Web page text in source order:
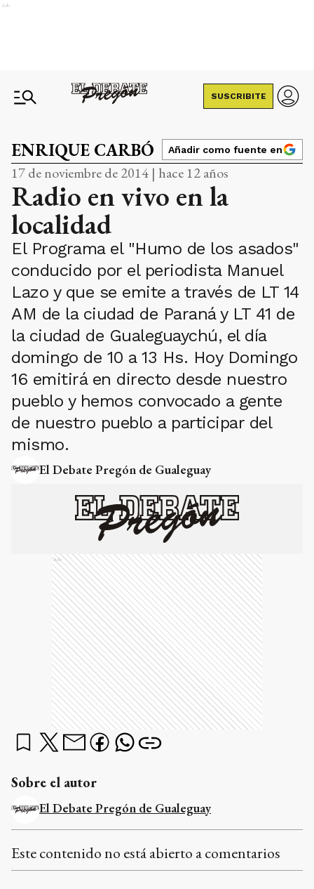
Ads
SUSCRIBITE
ENRIQUE CARBÓ Añadir como fuente en
17 de noviembre de 2014 | hace 12 años
Radio en vivo en la
localidad
El Programa el "Humo de los asados"
conducido por el periodista Manuel
Lazo y que se emite a través de LT 14
AM de la ciudad de Paraná y LT 41 de
la ciudad de Gualeguaychú, el día
domingo de 10 a 13 Hs. Hoy Domingo
16 emitirá en directo desde nuestro
pueblo y hemos convocado a gente
de nuestro pueblo a participar del
mismo.
El Debate Pregón de Gualeguay
Ads
Sobre el autor
El Debate Pregón de Gualeguay
Este contenido no está abierto a comentarios